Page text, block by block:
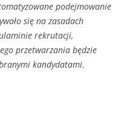
podejmowanie
się na zasadach
rekrutacji,
przetwarzania będzie
kandydatami.